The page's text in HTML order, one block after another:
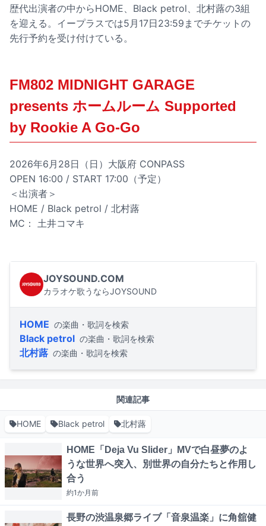
歴代出演者の中からHOME、Black petrol、北村蕗の3組
を迎える。イープラスでは5月17日23:59までチケットの
先行予約を受け付けている。
FM802 MIDNIGHT GARAGE
presents ホームルーム Supported
by Rookie A Go-Go
2026年6月28日（日）大阪府 CONPASS
OPEN 16:00 / START 17:00（予定）
＜出演者＞
HOME / Black petrol / 北村蕗
MC： 土井コマキ
JOYSOUND.COM
カラオケ歌うならJOYSOUND
HOME の楽曲・歌詞を検索
Black petrol の楽曲・歌詞を検索
北村蕗 の楽曲・歌詞を検索
関連記事
HOME Black petrol 北村蕗
HOME「Deja Vu Slider」MVで白昼夢のよ
うな世界へ突入、別世界の自分たちと作用し
合う
約1か月前
長野の渋温泉郷ライブ「音泉温楽」に角舘健